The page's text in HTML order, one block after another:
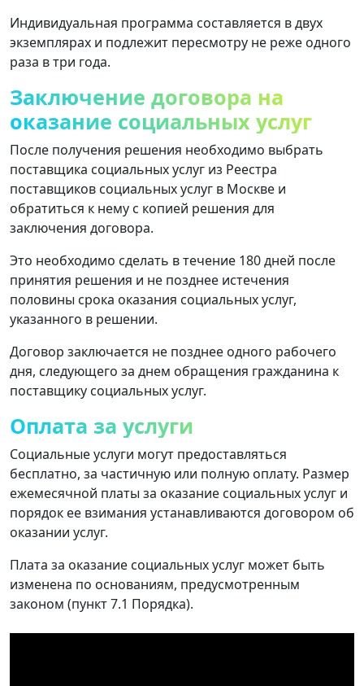
Индивидуальная программа составляется в двух
экземплярах и подлежит пересмотру не реже одного
раза в три года.
Заключение договора на
оказание социальных услуг
После получения решения необходимо выбрать
поставщика социальных услуг из Реестра
поставщиков социальных услуг в Москве и
обратиться к нему с копией решения для
заключения договора.
Это необходимо сделать в течение 180 дней после
принятия решения и не позднее истечения
половины срока оказания социальных услуг,
указанного в решении.
Договор заключается не позднее одного рабочего
дня, следующего за днем ​​обращения гражданина к
поставщику социальных услуг.
Оплата за услуги
Социальные услуги могут предоставляться
бесплатно, за частичную или полную оплату. Размер
ежемесячной платы за оказание социальных услуг и
порядок ее взимания устанавливаются договором об
оказании услуг.
Плата за оказание социальных услуг может быть
изменена по основаниям, предусмотренным
законом (пункт 7.1 Порядка).